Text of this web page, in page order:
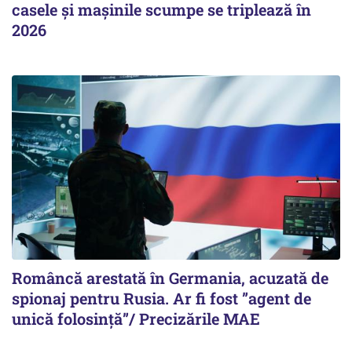
casele și mașinile scumpe se triplează în
2026
Româncă arestată în Germania, acuzată de
spionaj pentru Rusia. Ar fi fost ”agent de
unică folosință”/ Precizările MAE